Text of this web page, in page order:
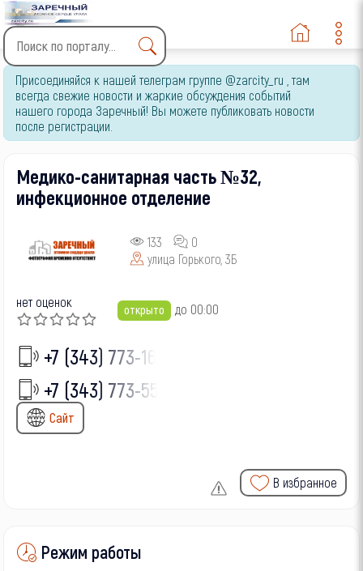
Type 2 or more characters
for results.
Присоединяйся к нашей телеграм группе @zarcity_ru , там
всегда свежие новости и жаркие обсуждения событий
нашего города Заречный! Вы можете публиковать новости
после регистрации.
Медико-санитарная часть №32,
инфекционное отделение
133
0
улица Горького, 3Б
нет оценок открыто до 00:00
+7 (343) 773-16-
+7 (343) 773-55-
Сайт
В избранное
Режим работы